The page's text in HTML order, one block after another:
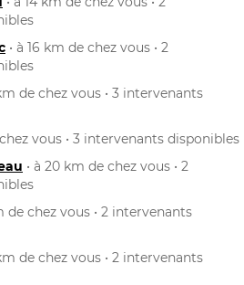
• à 16 km de chez vous • 2
de chez vous • 3 intervenants
chez vous • 3 intervenants disponibles
• à 20 km de chez vous • 2
de chez vous • 2 intervenants
de chez vous • 2 intervenants